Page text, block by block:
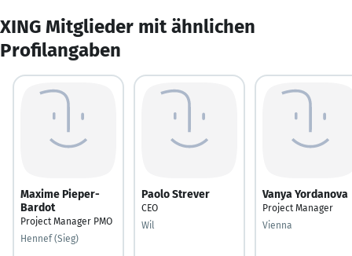
XING Mitglieder mit ähnlichen
Profilangaben
Maxime Pieper-
Bardot
Project Manager PMO
Hennef (Sieg)
Paolo Strever
CEO
Wil
Vanya Yordanova
Project Manager
Vienna